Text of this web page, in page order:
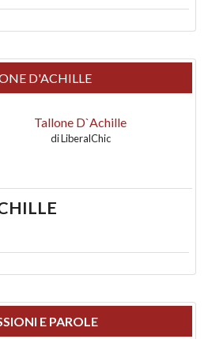
D'ACHILLE
Tallone D`Achille
diLiberalChic
E PAROLE